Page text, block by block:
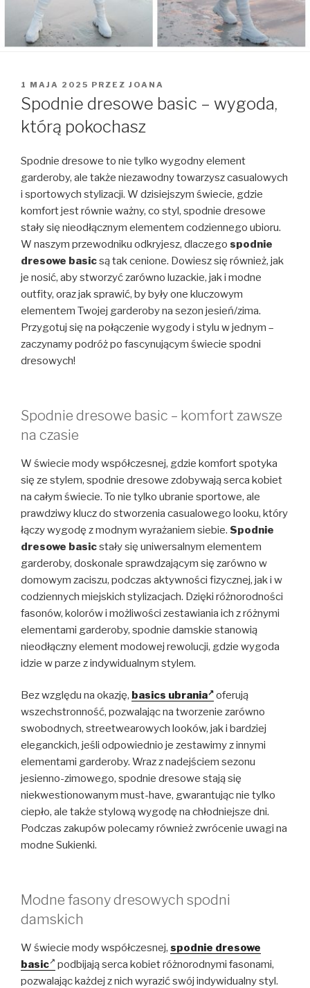
OPUBLIKOWANE
W
1 MAJA 2025 PRZEZ JOANA
Spodnie dresowe basic – wygoda,
którą pokochasz
Spodnie dresowe to nie tylko wygodny element
garderoby, ale także niezawodny towarzysz casualowych
i sportowych stylizacji. W dzisiejszym świecie, gdzie
komfort jest równie ważny, co styl, spodnie dresowe
stały się nieodłącznym elementem codziennego ubioru.
W naszym przewodniku odkryjesz, dlaczego spodnie
dresowe basicsą tak cenione. Dowiesz się również, jak
je nosić, aby stworzyć zarówno luzackie, jak i modne
outfity, oraz jak sprawić, by były one kluczowym
elementem Twojej garderoby na sezon jesień/zima.
Przygotuj się na połączenie wygody i stylu w jednym –
zaczynamy podróż po fascynującym świecie spodni
dresowych!
Spodnie dresowe basic – komfort zawsze
na czasie
W świecie mody współczesnej, gdzie komfort spotyka
się ze stylem, spodnie dresowe zdobywają serca kobiet
na całym świecie. To nie tylko ubranie sportowe, ale
prawdziwy klucz do stworzenia casualowego looku, który
łączy wygodę z modnym wyrażaniem siebie. Spodnie
dresowe basicstały się uniwersalnym elementem
garderoby, doskonale sprawdzającym się zarówno w
domowym zaciszu, podczas aktywności fizycznej, jak i w
codziennych miejskich stylizacjach. Dzięki różnorodności
fasonów, kolorów i możliwości zestawiania ich z różnymi
elementami garderoby, spodnie damskie stanowią
nieodłączny element modowej rewolucji, gdzie wygoda
idzie w parze z indywidualnym stylem.
Bez względu na okazję, basics ubrania
oferują
wszechstronność, pozwalając na tworzenie zarówno
swobodnych, streetwearowych looków, jak i bardziej
eleganckich, jeśli odpowiednio je zestawimy z innymi
elementami garderoby. Wraz z nadejściem sezonu
jesienno-zimowego, spodnie dresowe stają się
niekwestionowanym must-have, gwarantując nie tylko
ciepło, ale także stylową wygodę na chłodniejsze dni.
Podczas zakupów polecamy również zwrócenie uwagi na
modne Sukienki.
Modne fasony dresowych spodni
damskich
W świecie mody współczesnej, spodnie dresowe
basic
podbijają serca kobiet różnorodnymi fasonami,
pozwalając każdej z nich wyrazić swój indywidualny styl.